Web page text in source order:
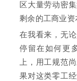
区大量劳动密
剩余的工商业资
在我看来，无
停留在如何更
上，用工规范
果对这类零工